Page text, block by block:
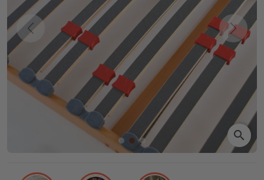
Previous Next
search